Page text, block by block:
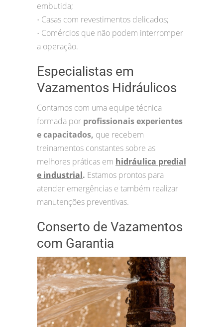
embutida;
• Casas com revestimentos delicados;
• Comércios que não podem interromper
a operação.
Especialistas em
Vazamentos Hidráulicos
Contamos com uma equipe técnica
formada por profissionais experientes
e capacitados, que recebem
treinamentos constantes sobre as
melhores práticas em hidráulica predial
e industrial. Estamos prontos para
atender emergências e também realizar
manutenções preventivas.
Conserto de Vazamentos
com Garantia